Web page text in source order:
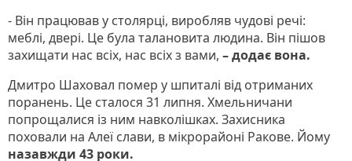
- Він працював у столярці, виробляв чудові речі:
меблі, двері. Це була талановита людина. Він пішов
захищати нас всіх, нас всіх з вами, – додає вона.
Дмитро Шаховал помер у шпиталі від отриманих
поранень. Це сталося 31 липня. Хмельничани
попрощалися із ним навколішках. Захисника
поховали на Алеї слави, в мікрорайоні Ракове. Йому
назавжди 43 роки.